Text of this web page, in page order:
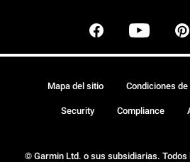
© Garmin Ltd. o sus subsidiarias.
Mapa del sitio Condiciones de
Security Compliance